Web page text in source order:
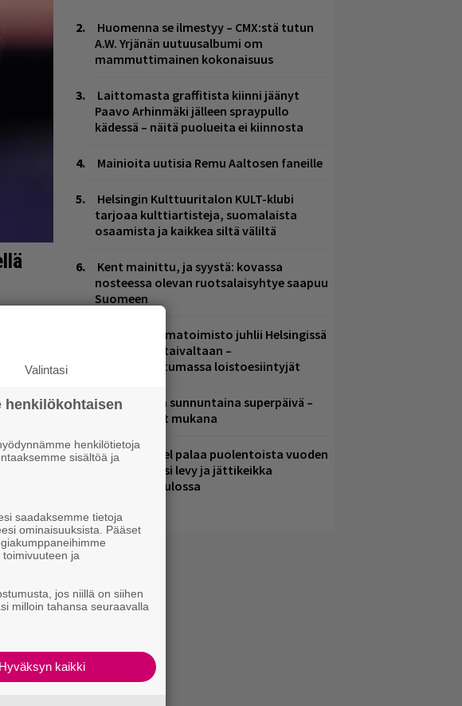
Huomenna se ilmestyy – CMX:stä tutun
A.W. Yrjänän uutuusalbumi om
mammuttimainen kokonaisuus
Laittomasta graffitista kiinni jäänyt
Paavo Arhinmäki jälleen spraypullo
kädessä – näitä puolueita ei kiinnosta
Mainioita uutisia Remu Aaltosen faneille
Helsingin Kulttuuritalon KULT-klubi
tarjoaa kulttiartisteja, suomalaista
osaamista ja kaikkea siltä väliltä
Kent mainittu, ja syystä: kovassa
nosteessa olevan ruotsalaisyhtye saapuu
Suomeen
Mainio ohjelmatoimisto juhlii Helsingissä
10-vuotista taivaltaan –
ilmaistapahtumassa loistoesiintyjät
Tampereella sunnuntaina superpäivä –
nämä artistit mukana
Blind Channel palaa puolentoista vuoden
tauolta – uusi levy ja jättikeikka
Helsingissä tulossa
Valintasi
henkilökohtaisen
henkilötietoja
sisältöä ja
saadaksemme tietoja
ominaisuuksista. Pääset
ja
jos niillä on siihen
milloin tahansa seuraavalla
Hyväksyn kaikki